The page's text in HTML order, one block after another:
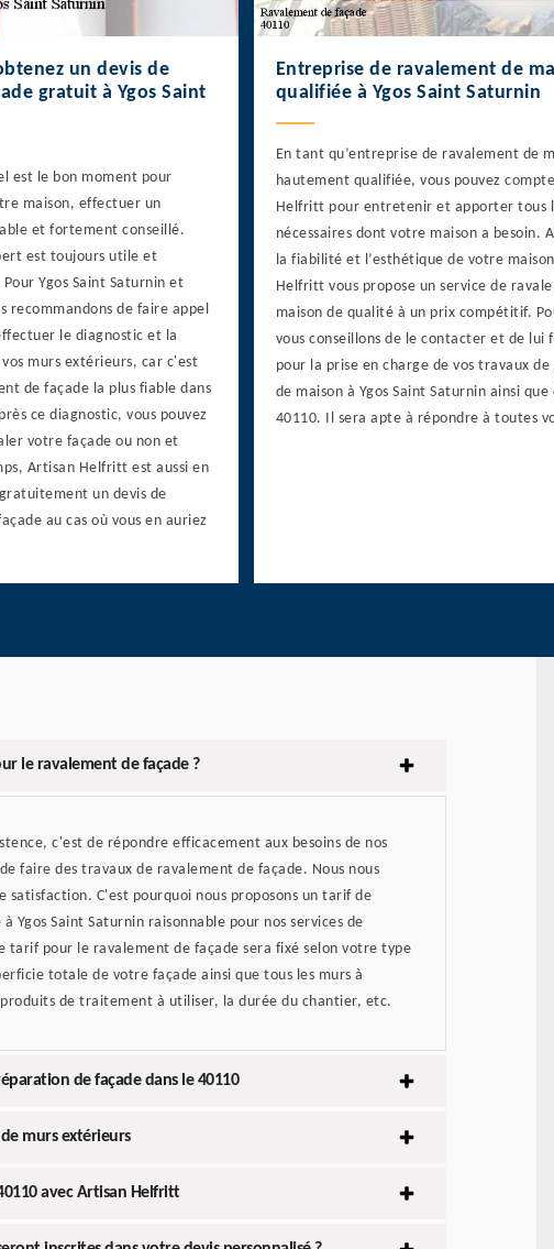
un devis de
gratuit à Ygos Saint
est le bon moment pour
maison, effectuer un
et fortement conseillé.
est toujours utile et
Ygos Saint Saturnin et
recommandons de faire appel
le diagnostic et la
murs extérieurs, car c'est
de façade la plus fiable dans
ce diagnostic, vous pouvez
votre façade ou non et
Artisan Helfritt est aussi en
un devis de
au cas où vous en auriez
Entreprise de ravalement de
qualifiée à Ygos Saint Saturnin
En tant qu’entreprise de ravalement de
hautement qualifiée, vous pouvez
Helfritt pour entretenir et apporter tous
nécessaires dont votre maison a besoin.
la fiabilité et l’esthétique de votre
Helfritt vous propose un service de
maison de qualité à un prix compétitif.
vous conseillons de le contacter et de lui
pour la prise en charge de vos travaux
de maison à Ygos Saint Saturnin ainsi
40110. Il sera apte à répondre à toutes
le ravalement de façade ?
c'est de répondre efficacement aux besoins de nos
faire des travaux de ravalement de façade. Nous nous
satisfaction. C'est pourquoi nous proposons un tarif de
Ygos Saint Saturnin raisonnable pour nos services de
pour le ravalement de façade sera fixé selon votre type
totale de votre façade ainsi que tous les murs à
de traitement à utiliser, la durée du chantier, etc.
de façade dans le 40110
murs extérieurs
avec Artisan Helfritt